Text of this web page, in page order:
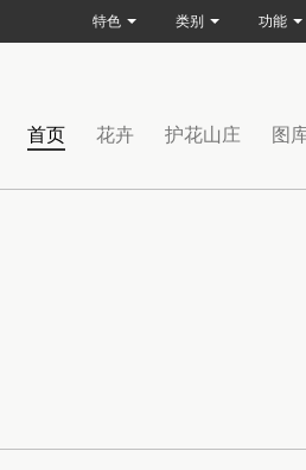
首页 花卉 护花山庄 图
特色 类别 功能